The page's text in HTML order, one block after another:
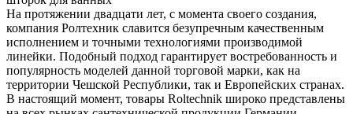
На протяжении двадцати лет, с момента своего создания,
компания Ролтехник славится безупречным качественным
исполнением и точными технологиями производимой
линейки. Подобный подход гарантирует востребованность и
популярность моделей данной торговой марки, как на
территории Чешской Республики, так и Европейских странах.
В настоящий момент, товары Roltechnik широко представлены